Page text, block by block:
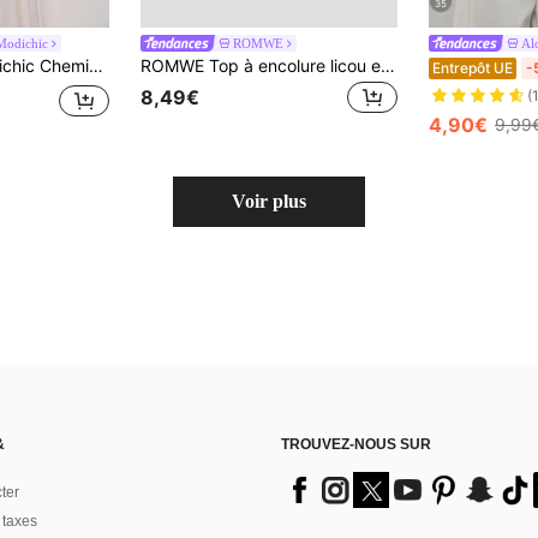
décontractée, avec col rabattu plissé et décoration de boutons
ROMWE
ROMWE Top à encolure licou et enveloppé rétro Y2K vert turquoise et bleu lac pour festival de musique, printemps/été
8,49€
35
Entrepôt UE -
4,90€
Voir plus
taxes
TROUVEZ-NOUS SUR